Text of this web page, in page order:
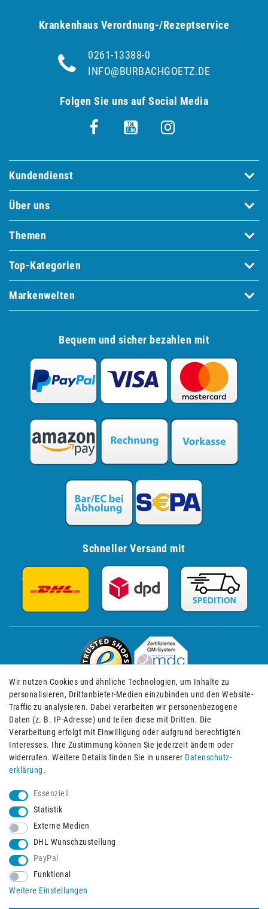
Krankenhaus Verordnung-/Rezeptservice
0261-13388-0
INFO@BURBACHGOETZ.DE
Folgen Sie uns auf Social Media
Kundendienst
Über uns
Themen
Top-Kategorien
Markenwelten
Bequem und sicher bezahlen mit
Schneller Versand mit
Impressum Daten­schutz­erklärung AGB
Wir nutzen Cookies und ähnliche Technologien, um Inhalte zu
personalisieren, Drittanbieter-Medien einzubinden und den Website-
Traffic zu analysieren. Dabei verarbeiten wir personenbezogene
Daten (z. B. IP-Adresse) und teilen diese mit Dritten. Die
Verarbeitung erfolgt mit Einwilligung oder aufgrund berechtigten
Interesses. Ihre Zustimmung können Sie jederzeit ändern oder
widerrufen. Weitere Details finden Sie in unserer Daten­schutz­
erklärung.
Essenziell
Statistik
Externe Medien
DHL Wunschzustellung
PayPal
Funktional
Weitere Einstellungen